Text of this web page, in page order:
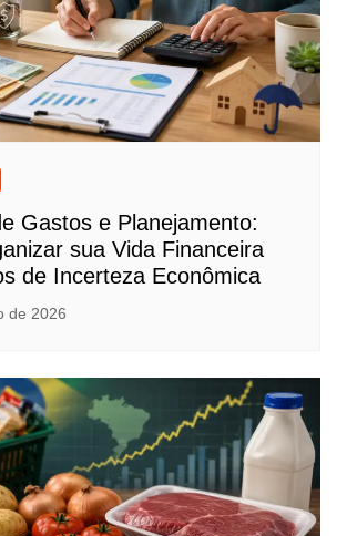
Gastos e Planejamento:
sua Vida Financeira
de Incerteza Econômica
de 2026